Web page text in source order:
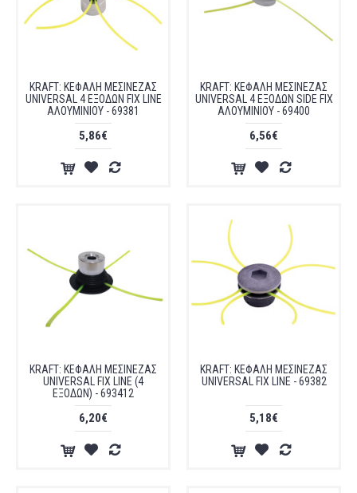
KRAFT: ΚΕΦΑΛΗ ΜΕΣΙΝΕΖΑΣ
UNIVERSAL 4 ΕΞΟΔΩΝ FIX LINE
ΑΛΟΥΜΙΝΙΟΥ - 69381
5,86€
KRAFT: ΚΕΦΑΛΗ ΜΕΣΙΝΕΖΑΣ
UNIVERSAL 4 ΕΞΟΔΩΝ SIDE FIX
ΑΛΟΥΜΙΝΙΟΥ - 69400
6,56€
KRAFT: ΚΕΦΑΛΗ ΜΕΣΙΝΕΖΑΣ
UNIVERSAL FIX LINE (4
ΕΞΟΔΩΝ) - 693412
6,20€
KRAFT: ΚΕΦΑΛΗ ΜΕΣΙΝΕΖΑΣ
UNIVERSAL FIX LINE - 69382
5,18€